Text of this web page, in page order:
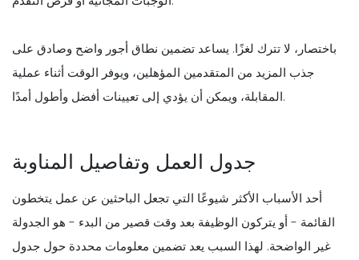
باختصار، لا تترك لغزًا. يساعد تضمين نطاق أجور واضح وصادق على
جذب المزيد من المتقدمين المؤهلين، ويوفر الوقت أثناء عملية
المقابلة، ويمكن أن يؤدي إلى تعيينات أفضل وأطول أمدًا.
جدول العمل وتفاصيل المناوبة
أحد الأسباب الأكثر شيوعًا التي تجعل الباحثين عن عمل يتخطون
القائمة - أو يتركون الوظيفة بعد وقت قصير من البدء - هو الجدولة
غير الواضحة. لهذا السبب يعد تضمين معلومات محددة حول جدول